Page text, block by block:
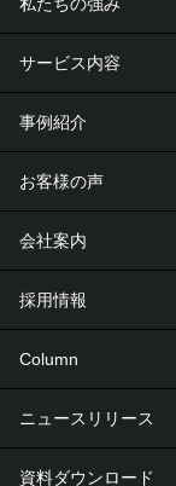
サービス内容
事例紹介
お客様の声
会社案内
採用情報
Column
ニュースリリース
資料ダウンロード